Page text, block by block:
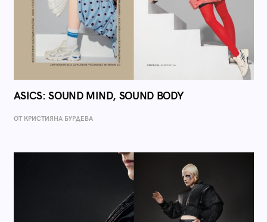
ASICS: SOUND MIND, SOUND BODY
ОТ КРИСТИЯНА БУРДЕВА